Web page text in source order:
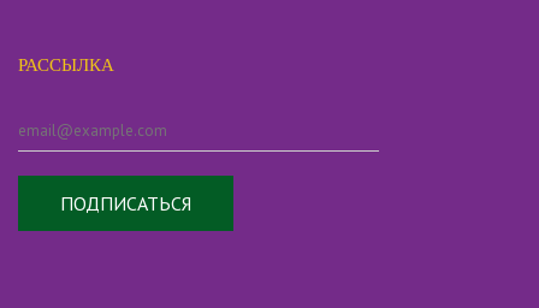
РАССЫЛКА
ПОДПИСАТЬСЯ